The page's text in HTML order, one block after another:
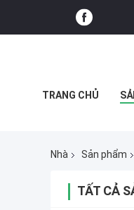
TRANG CHỦ
Nhà Sản phẩm
TẤT CẢ